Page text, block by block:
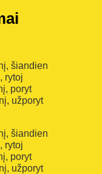
šiandien
rytoj
poryt
užporyt
šiandien
rytoj
poryt
užporyt